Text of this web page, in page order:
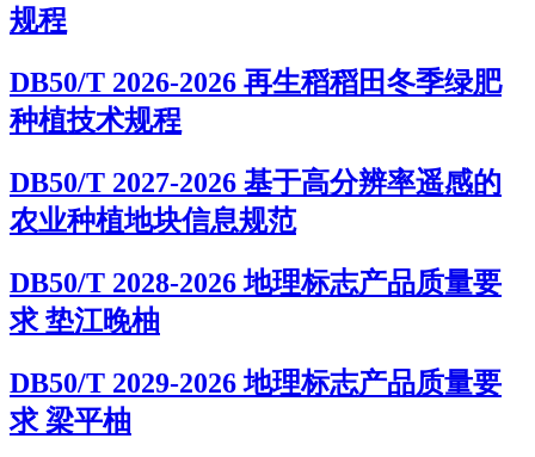
规程
DB50/T 2026-2026 再生稻稻田冬季绿肥
种植技术规程
DB50/T 2027-2026 基于高分辨率遥感的
农业种植地块信息规范
DB50/T 2028-2026 地理标志产品质量要
求 垫江晚柚
DB50/T 2029-2026 地理标志产品质量要
求 梁平柚